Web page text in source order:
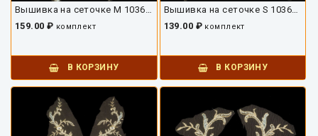
Вышивка на сеточке M 10362ДВ-02
159.00 ₽ комплект
В КОРЗИНУ
Вышивка на сеточке S 10362ДВ-01
139.00 ₽ комплект
В КОРЗИНУ